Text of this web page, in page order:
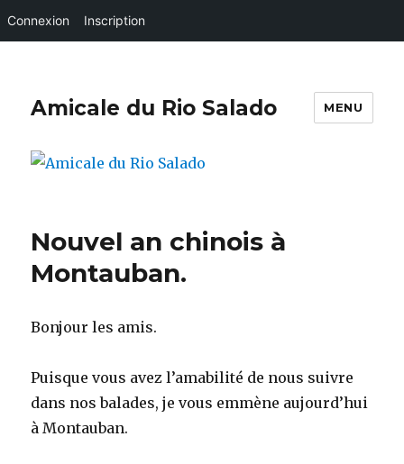
Connexion Inscription
Amicale du Rio Salado MENU
Nouvel an chinois à
Montauban.
Bonjour les amis.
Puisque vous avez l’amabilité de nous suivre
dans nos balades, je vous emmène aujourd’hui
à Montauban.